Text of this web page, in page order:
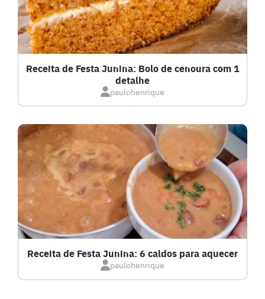
FRUTOS DO MAR
GRATINADOS
LANCHES
LASANHAS
LOW CARB
MASSAS E PASTAS
Receita de Festa Junina: Bolo de cenoura com 1
detalhe
paulohenrique
Receita de Festa Junina: 6 caldos para aquecer
paulohenrique